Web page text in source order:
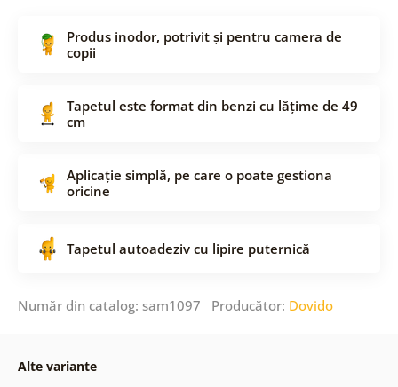
Produs inodor, potrivit și pentru camera de
copii
Tapetul este format din benzi cu lățime de 49
cm
Aplicație simplă, pe care o poate gestiona
oricine
Tapetul autoadeziv cu lipire puternică
Număr din catalog: sam1097 Producător: Dovido
Alte variante